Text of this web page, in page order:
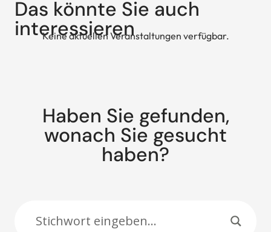
Das könnte Sie auch
interessieren
Keine aktuellen Veranstaltungen verfügbar.
Haben Sie gefunden,
wonach Sie gesucht
haben?